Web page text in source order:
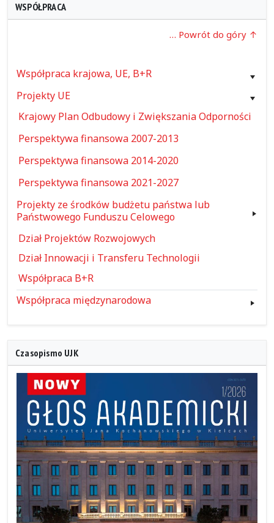
WSPÓŁPRACA
… Powrót do góry
Współpraca krajowa, UE, B+R
Projekty UE
Krajowy Plan Odbudowy i Zwiększania Odporności
Perspektywa finansowa 2007-2013
Perspektywa finansowa 2014-2020
Perspektywa finansowa 2021-2027
Projekty ze środków budżetu państwa lub
Państwowego Funduszu Celowego
Dział Projektów Rozwojowych
Dział Innowacji i Transferu Technologii
Współpraca B+R
Współpraca międzynarodowa
Czasopismo UJK